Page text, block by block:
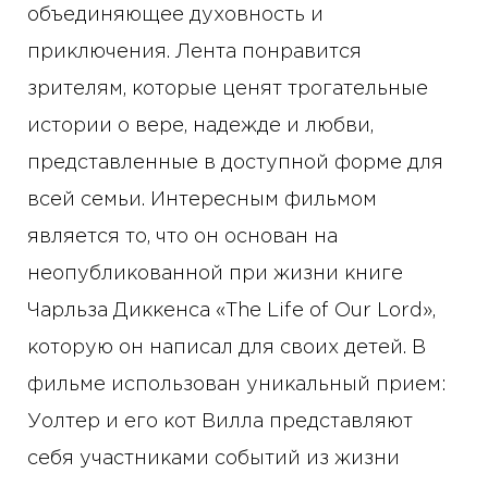
объединяющее духовность и
приключения. Лента понравится
зрителям, которые ценят трогательные
истории о вере, надежде и любви,
представленные в доступной форме для
всей семьи. Интересным фильмом
является то, что он основан на
неопубликованной при жизни книге
Чарльза Диккенса «The Life of Our Lord»,
которую он написал для своих детей. В
фильме использован уникальный прием:
Уолтер и его кот Вилла представляют
себя участниками событий из жизни